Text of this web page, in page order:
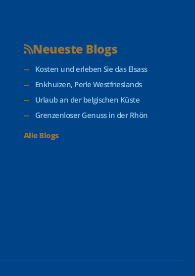
Neueste Blogs
Kosten und erleben Sie das Elsass
Enkhuizen, Perle Westfrieslands
Urlaub an der belgischen Küste
Grenzenloser Genuss in der Rhön
Alle Blogs